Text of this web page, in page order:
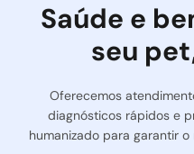
Saúde e
seu
Oferecemos
diagnósticos rápidos e
humanizado para garantir